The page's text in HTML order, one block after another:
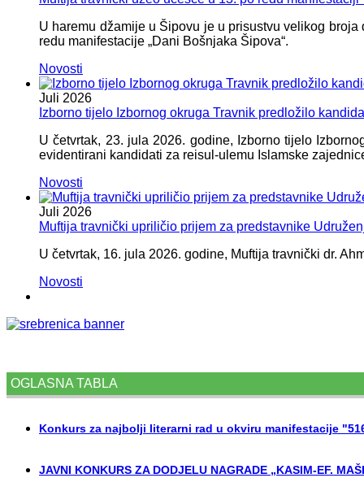
U haremu džamije u Šipovu je u prisustvu velikog
redu manifestacije „Dani Bošnjaka Šipova“.
Novosti
Juli 2026
Izborno tijelo Izbornog okruga Travnik predložilo
U četvrtak, 23. jula 2026. godine, Izborno tijelo
evidentirani kandidati za reisul-ulemu Islamske
Novosti
Juli 2026
Muftija travnički upriličio prijem za predstavnike
U četvrtak, 16. jula 2026. godine, Muftija travnički dr.
Novosti
OGLASNA TABLA
Konkurs za najbolji literarni rad u okviru manifestacije
JAVNI KONKURS ZA DODJELU NAGRADE „KASIM-EF.